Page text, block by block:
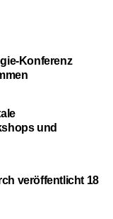
Konferenz
und
veröffentlicht 18